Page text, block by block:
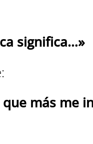
significa…»
más me